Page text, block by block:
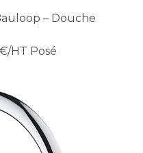
– Douche
HT Posé